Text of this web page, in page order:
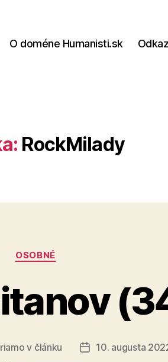
O doméne Humanisti.sk
RockMilady
Kategórie
OSOBNÉ
v článku
Dátum
10. augusta